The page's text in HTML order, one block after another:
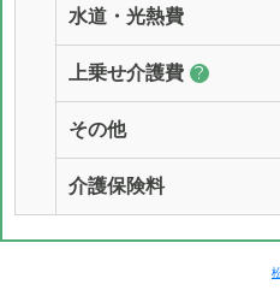
水道・光熱費
上乗せ介護費 ?
その他
介護保険料